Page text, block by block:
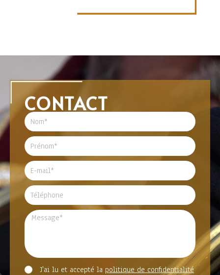
CONTACT
J'ai lu et accepté la politique de confidentialité